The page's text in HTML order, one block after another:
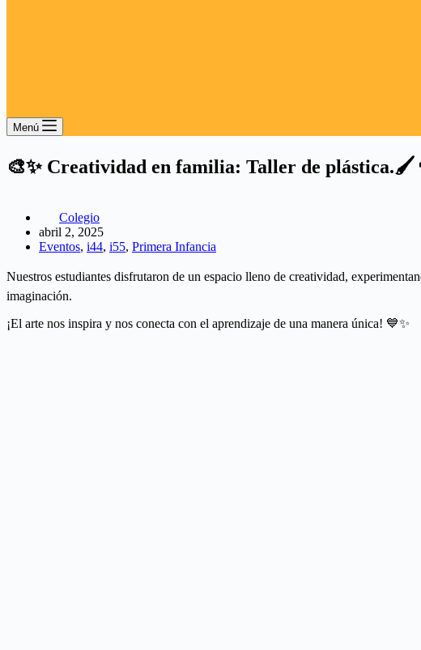
Menú
🎨✨ Creatividad en familia: Taller de
Colegio
abril 2, 2025
Eventos, i44, i55, Primera Infancia
Nuestros estudiantes disfrutaron de un espacio lleno de creatividad,
imaginación.
¡El arte nos inspira y nos conecta con el aprendizaje de una manera única! 💙✨